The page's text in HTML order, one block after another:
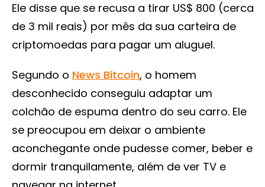
Ele disse que se recusa a tirar US$ 800 (cerca
de 3 mil reais) por mês da sua carteira de
criptomoedas para pagar um aluguel.
Segundo o News Bitcoin, o homem
desconhecido conseguiu adaptar um
colchão de espuma dentro do seu carro. Ele
se preocupou em deixar o ambiente
aconchegante onde pudesse comer, beber e
dormir tranquilamente, além de ver TV e